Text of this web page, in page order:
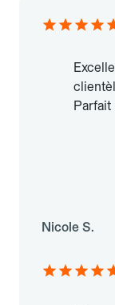
Parfait
Nicole S.